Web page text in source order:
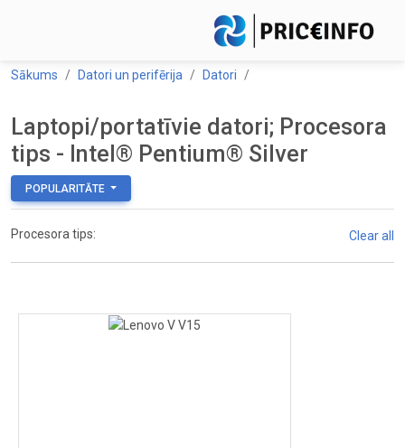
Sākums Datori un perifērija Datori
Laptopi/portatīvie datori; Procesora
tips - Intel® Pentium® Silver
POPULARITĀTE
Procesora tips: Clear all